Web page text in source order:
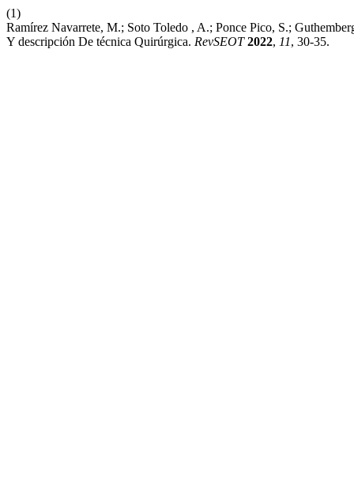
(1)
Ramírez Navarrete, M.; Soto Toledo , A.; Ponce Pico, S.;
Y descripción De técnica Quirúrgica. RevSEOT 2022, 11, 30-35.